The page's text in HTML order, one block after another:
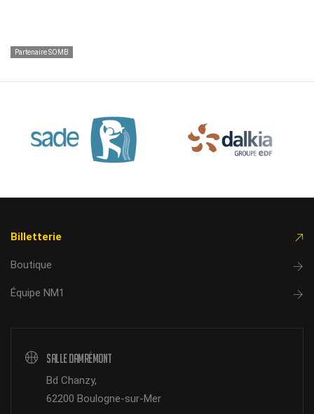
Partenaire SOMB
Billetterie
Boutique
Équipe NM1
Salle Damrémont
Bd Chanzy,
62200 Boulogne-sur-Mer